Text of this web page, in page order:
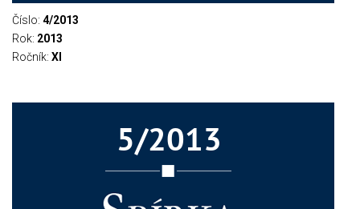
Číslo: 4/2013
Rok: 2013
Ročník: XI